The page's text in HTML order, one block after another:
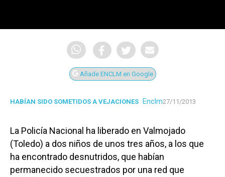
Añade ENCLM en Google
HABÍAN SIDO SOMETIDOS A VEJACIONES Enclm27/11/2013
La Policía Nacional ha liberado en Valmojado
(Toledo) a dos niños de unos tres años, a los que
ha encontrado desnutridos, que habían
permanecido secuestrados por una red que